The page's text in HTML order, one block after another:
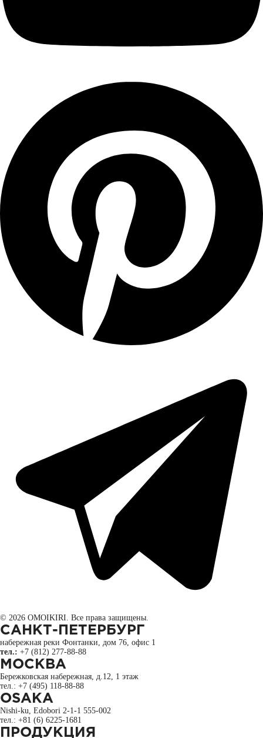
© 2026 OMOIKIRI. Все права защищены.
САНКТ-ПЕТЕРБУРГ
набережная реки Фонтанки, дом 76, офис 1
тел.: +7 (812) 277-88-88
МОСКВА
Бережковская набережная, д.12, 1 этаж
тел.: +7 (495) 118-88-88
OSAKA
Nishi-ku, Edobori 2-1-1 555-002
тел.: +81 (6) 6225-1681
ПРОДУКЦИЯ